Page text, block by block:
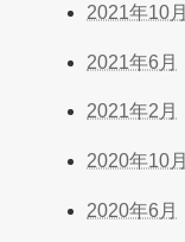
2021年10月
2021年6月
2021年2月
2020年10月
2020年6月